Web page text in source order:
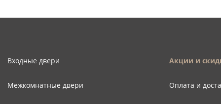
Входные двери
Межкомнатные двери
Акции и
Оплата и